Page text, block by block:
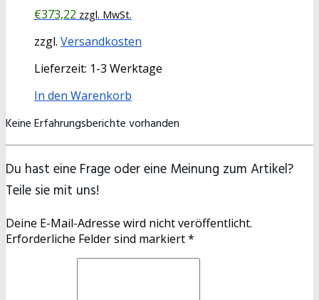
€373,22 zzgl. MwSt.
zzgl. Versandkosten
Lieferzeit: 1-3 Werktage
In den Warenkorb
Keine Erfahrungsberichte vorhanden
Du hast eine Frage oder eine Meinung zum Artikel?
Teile sie mit uns!
Deine E-Mail-Adresse wird nicht veröffentlicht.
Erforderliche Felder sind markiert *